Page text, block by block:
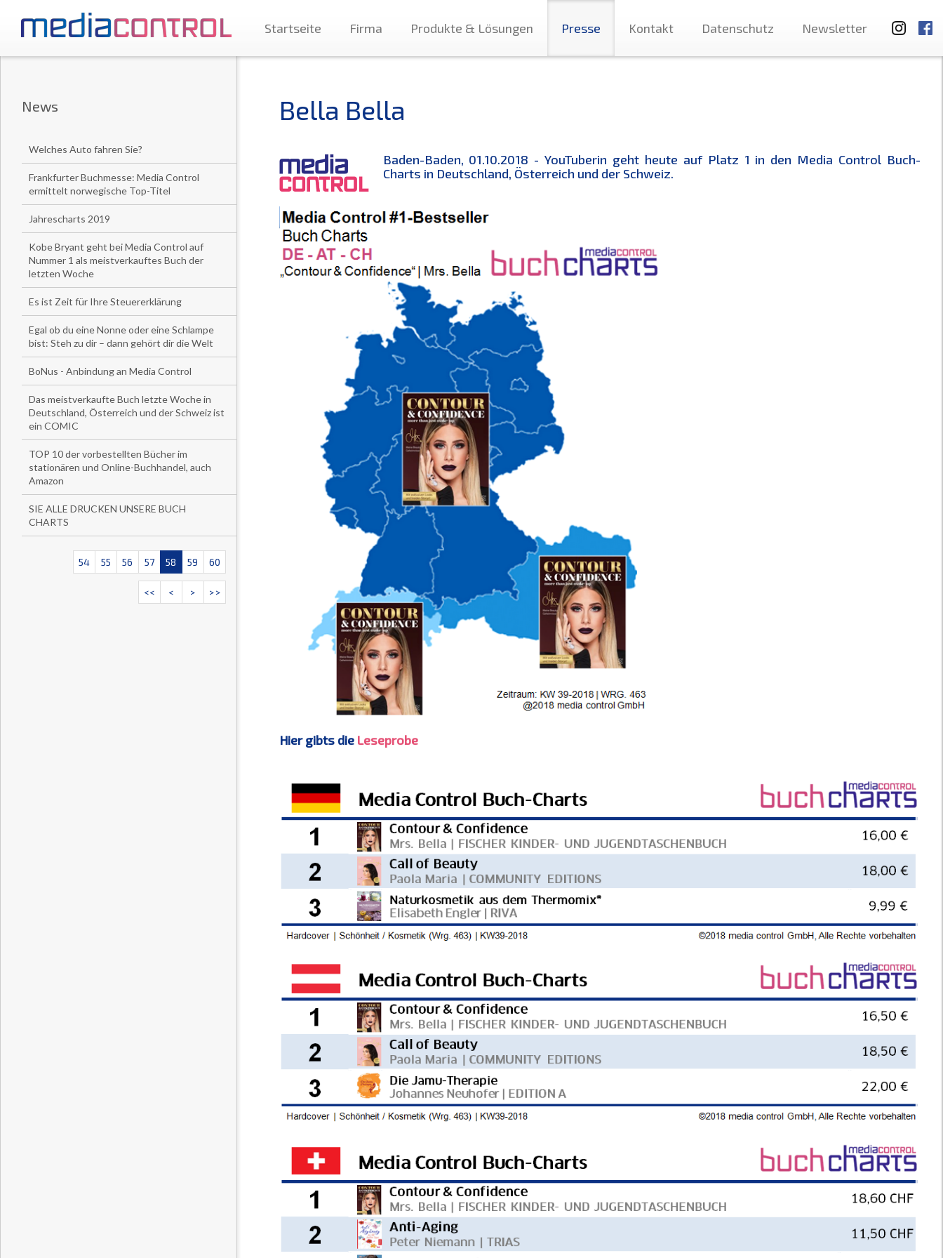
Startseite Firma Produkte & Lösungen Presse Kontakt Datenschutz Newsletter
News
Welches Auto fahren Sie?
Frankfurter Buchmesse: Media Control
ermittelt norwegische Top-Titel
Jahrescharts 2019
Kobe Bryant geht bei Media Control auf
Nummer 1 als meistverkauftes Buch der
letzten Woche
Es ist Zeit für Ihre Steuererklärung
Egal ob du eine Nonne oder eine Schlampe
bist: Steh zu dir – dann gehört dir die Welt
BoNus - Anbindung an Media Control
Das meistverkaufte Buch letzte Woche in
Deutschland, Österreich und der Schweiz ist
ein COMIC
TOP 10 der vorbestellten Bücher im
stationären und Online-Buchhandel, auch
Amazon
SIE ALLE DRUCKEN UNSERE BUCH
CHARTS
54 55 56 57 58 59 60
<< < > >>
Bella Bella
Baden-Baden, 01.10.2018 -YouTuberin geht heute auf Platz 1 in den Media Control Buch-
Charts in Deutschland, Österreich und der Schweiz.
Hier gibts die Leseprobe